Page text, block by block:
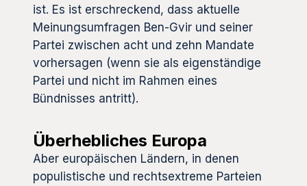
ist. Es ist erschreckend, dass aktuelle
Meinungsumfragen Ben-Gvir und seiner
Partei zwischen acht und zehn Mandate
vorhersagen (wenn sie als eigenständige
Partei und nicht im Rahmen eines
Bündnisses antritt).
Überhebliches Europa
Aber europäischen Ländern, in denen
populistische und rechtsextreme Parteien